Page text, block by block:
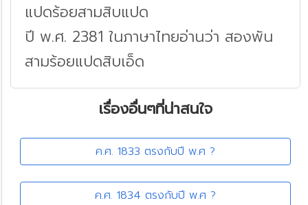
แปดร้อยสามสิบแปด
ปี พ.ศ. 2381 ในภาษาไทยอ่านว่า สองพัน
สามร้อยแปดสิบเอ็ด
เรื่องอื่นๆที่น่าสนใจ
ค.ศ. 1833 ตรงกับปี พ.ศ ?
ค.ศ. 1834 ตรงกับปี พ.ศ ?